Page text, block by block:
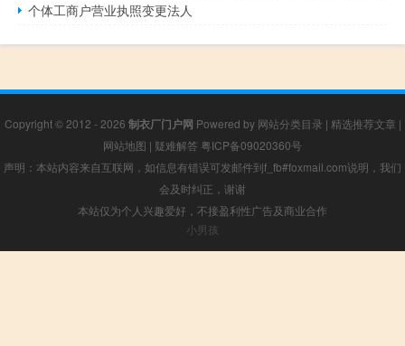
个体工商户营业执照变更法人
Copyright © 2012 - 2026 制衣厂门户网 Powered by 网站分类目录 | 精选推荐文章 |
网站地图 | 疑难解答 粤ICP备09020360号
声明：本站内容来自互联网，如信息有错误可发邮件到f_fb#foxmail.com说明，我们
会及时纠正，谢谢
本站仅为个人兴趣爱好，不接盈利性广告及商业合作
小男孩